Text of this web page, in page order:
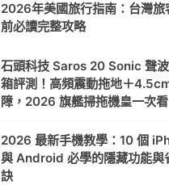
2026年美國旅行指南：台灣旅
前必讀完整攻略
石頭科技 Saros 20 Sonic 聲
箱評測！高頻震動拖地＋
障，2026 旗艦掃拖機皇一次看
2026 最新手機教學：10 個
與 Android 必學的隱藏功能與
訣